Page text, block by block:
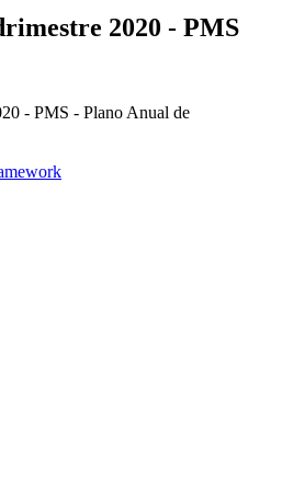
2020 - PMS
- PMS - Plano Anual de